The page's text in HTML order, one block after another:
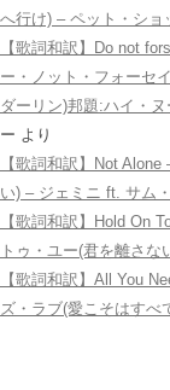
へ行け) – ペット・シ
【歌詞和訳】Do not
ー・ノット・フォーセ
ダーリン)邦題:ハイ・
ー より
【歌詞和訳】Not
い) – ジェミニ ft. サム
【歌詞和訳】Hold On
トゥ・ユー(君を離さ
【歌詞和訳】All You
ズ・ラブ(愛こそはすべ